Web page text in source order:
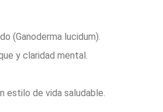
(Ganoderma lucidum).
y claridad mental.
estilo de vida saludable.